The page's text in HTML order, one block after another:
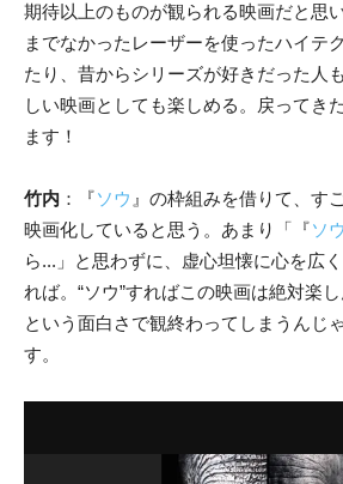
期待以上のものが観られる映画だと思
までなかったレーザーを使ったハイテ
たり、昔からシリーズが好きだった人
しい映画としても楽しめる。戻ってき
ます！
竹内 ：『ソウ 』の枠組みを借りて、す
映画化していると思う。あまり「『ソウ
ら...」と思わずに、虚心坦懐に心を広
れば。“ソウ”すればこの映画は絶対楽
という面白さで観終わってしまうんじ
す。